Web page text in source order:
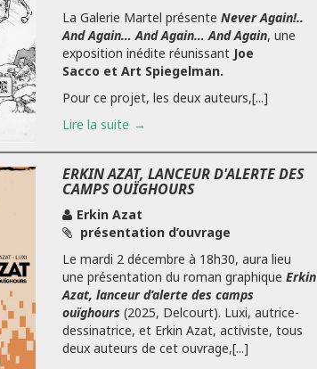
La Galerie Martel présente Never Again!..
And Again… And Again… And Again, une
exposition inédite réunissant Joe
Sacco et Art Spiegelman.
Pour ce projet, les deux auteurs,[...]
Lire la suite
ERKIN AZAT, LANCEUR D'ALERTE DES
CAMPS OUÏGHOURS
Erkin Azat
présentation d’ouvrage
Le mardi 2 décembre à 18h30, aura lieu
une présentation du roman graphique Erkin
Azat, lanceur d’alerte des camps
ouïghours (2025, Delcourt). Luxi, autrice-
dessinatrice, et Erkin Azat, activiste, tous
deux auteurs de cet ouvrage,[...]